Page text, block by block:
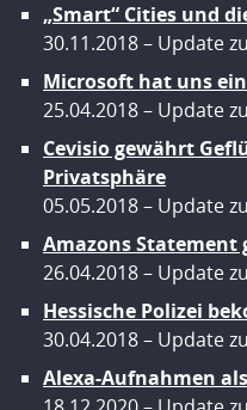
„Smart“ Cities und
30.11.2018
Update
Microsoft hat uns
25.04.2018
Update
Cevisio gewährt
Privatsphäre
05.05.2018
Update
Amazons Statement
26.04.2018
Update
Hessische Polizei
30.04.2018
Update
Alexa-Aufnahmen